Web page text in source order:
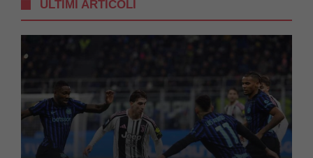
ULTIMI ARTICOLI